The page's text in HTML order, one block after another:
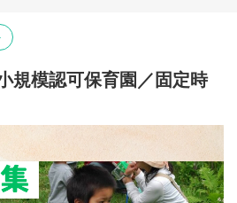
規模認可保育園／固定時